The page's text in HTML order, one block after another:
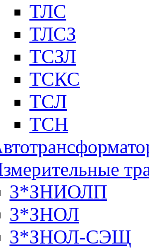
ТЛС
ТЛСЗ
ТСЗЛ
ТСКС
ТСЛ
ТСН
3*ЗНИОЛП
3*ЗНОЛ
3*ЗНОЛ-СЭЩ